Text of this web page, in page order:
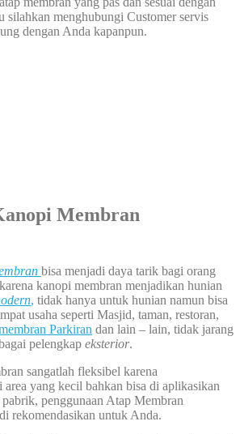
silahkan menghubungi Customer servis
dengan Anda kapanpun.
Membran
bisa menjadi daya tarik bagi orang
kanopi membran menjadikan hunian
, tidak hanya untuk hunian namun bisa
usaha seperti Masjid, taman, restoran,
Parkiran dan lain – lain, tidak jarang
pelengkap eksterior.
sangatlah fleksibel karena
area yang kecil bahkan bisa di aplikasikan
pabrik, penggunaan Atap Membran
rekomendasikan untuk Anda.